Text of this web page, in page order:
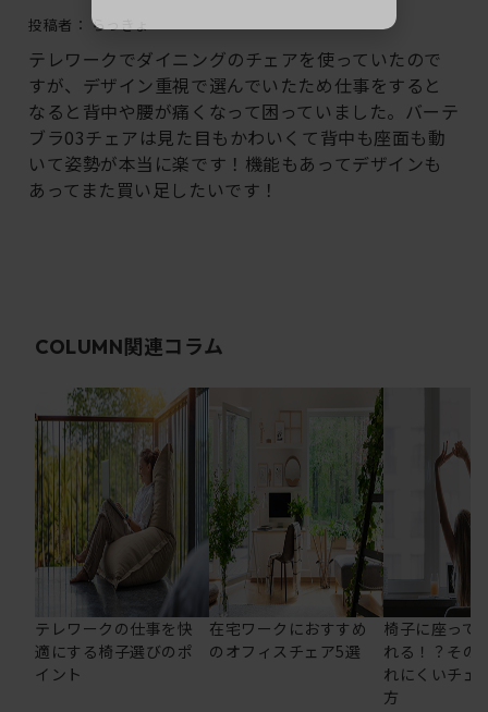
投稿者： らっきょ
テレワークでダイニングのチェアを使っていたので
すが、デザイン重視で選んでいたため仕事をすると
なると背中や腰が痛くなって困っていました。バーテ
ブラ03チェアは見た目もかわいくて背中も座面も動
いて姿勢が本当に楽です！機能もあってデザインも
あってまた買い足したいです！
COLUMN関連コラム
テレワークの仕事を快
適にする椅子選びのポ
イント
在宅ワークにおすすめ
のオフィスチェア5選
椅子に座って
れる！？その
れにくいチェ
方